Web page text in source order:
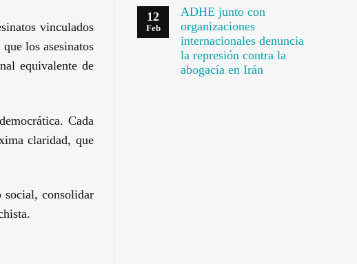
vinculados
los asesinatos
equivalente de
Cada
claridad, que
consolidar
12
Feb
ADHE junto con
organizaciones
internacionales denuncia
la represión contra la
abogacía en Irán